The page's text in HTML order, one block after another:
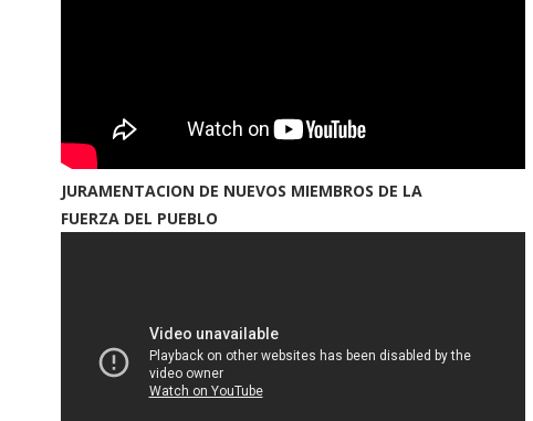
JURAMENTACION DE NUEVOS MIEMBROS DE LA
FUERZA DEL PUEBLO